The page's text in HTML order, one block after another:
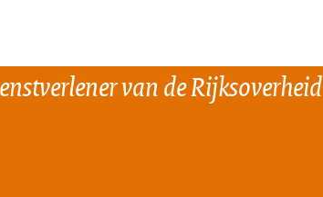
van de Rijksoverheid